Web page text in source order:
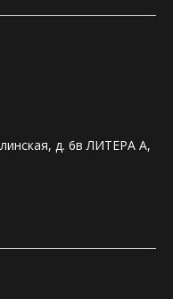
сайте. Либо
форму обратной
д. 6в ЛИТЕРА А,